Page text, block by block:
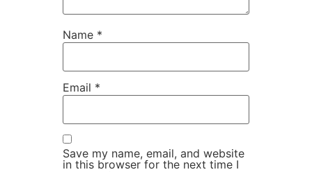
Name *
Email *
Save my name, email, and website
in this browser for the next time I